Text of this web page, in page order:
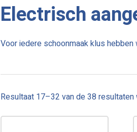
Electrisch
Voor iedere schoonmaak klus hebben
Resultaat 17–32 van de 38